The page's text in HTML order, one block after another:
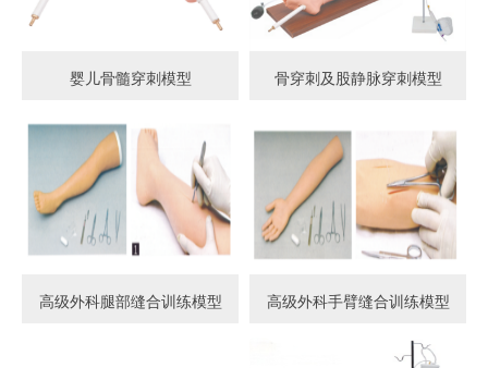
婴儿骨髓穿刺模型 骨穿刺及股静脉穿刺模型
高级外科腿部缝合训练模型 高级外科手臂缝合训练模型